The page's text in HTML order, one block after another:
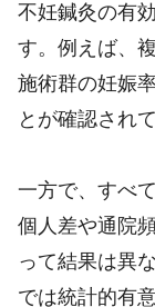
不妊鍼灸の有
す。例えば、
施術群の妊娠
とが確認され
一方で、すべ
個人差や通院
って結果は異
では統計的有